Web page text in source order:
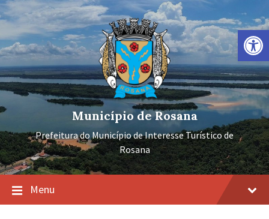
Barra de Ferramentas Aberta
Ir
para
conteúdo
Pular
para
navegação
principal
Pular
para
rodapé
Município de Rosana
Prefeitura do Município de Interesse Turístico de
Rosana
Menu